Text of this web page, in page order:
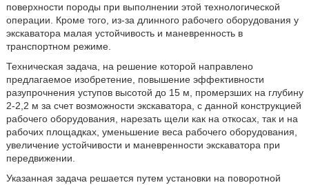
поверхности породы при выполнении этой технологической
операции. Кроме того, из-за длинного рабочего оборудования у
экскаватора малая устойчивость и маневренность в
транспортном режиме.
Техническая задача, на решение которой направлено
предлагаемое изобретение, повышение эффективности
разупрочнения уступов высотой до 15 м, промерзших на глубину
2-2,2 м за счет возможности экскаватора, с данной конструкцией
рабочего оборудования, нарезать щели как на откосах, так и на
рабочих площадках, уменьшение веса рабочего оборудования,
увеличение устойчивости и маневренности экскаватора при
передвижении.
Указанная задача решается путем установки на поворотной